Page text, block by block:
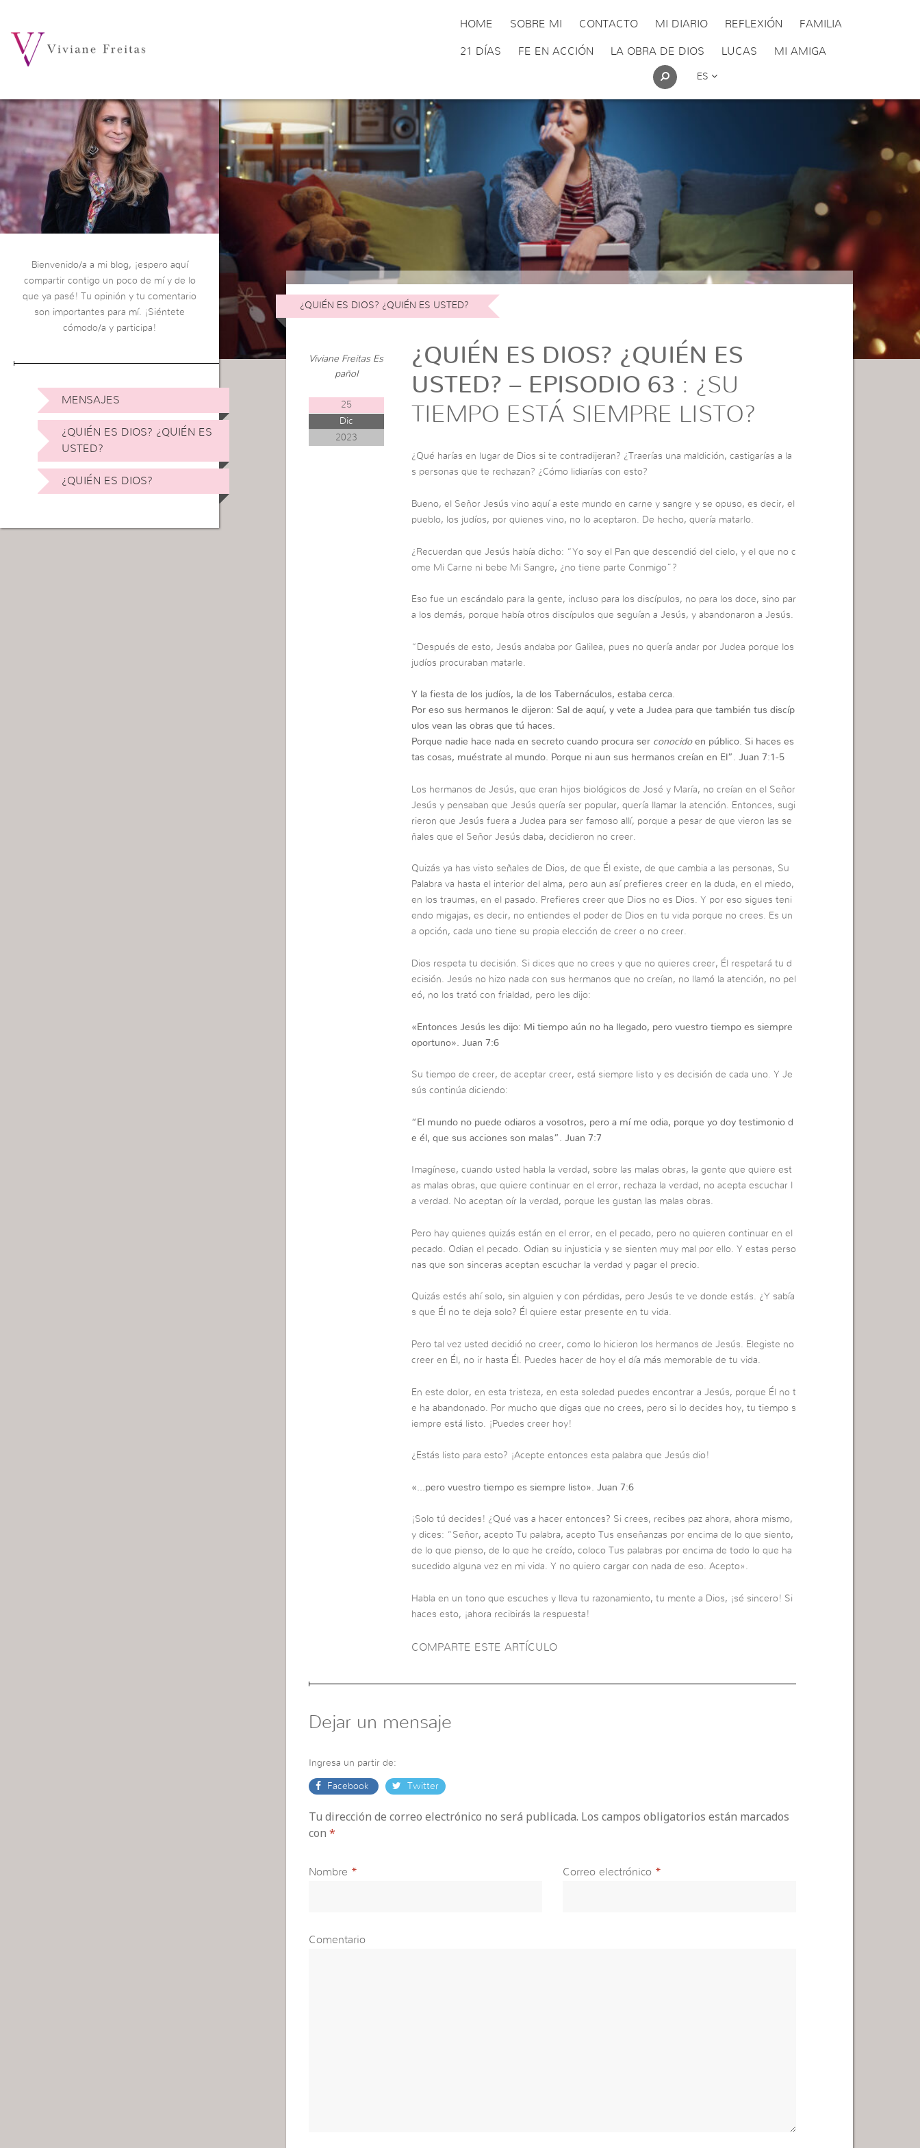
HOME SOBRE MI CONTACTO MI DIARIO REFLEXIÓN FAMILIA
21 DÍAS FE EN ACCIÓN LA OBRA DE DIOS LUCAS MI AMIGA
ES
Bienvenido/a a mi blog, ¡espero aquí
compartir contigo un poco de mí y de lo
que ya pasé! Tu opinión y tu comentario
son importantes para mí. ¡Siéntete
cómodo/a y participa!
MENSAJES
¿QUIÉN ES DIOS? ¿QUIÉN ES
USTED?
¿QUIÉN ES DIOS?
¿QUIÉN ES DIOS? ¿QUIÉN ES USTED?
Viviane Freitas Es
pañol
25
Dic
2023
¿QUIÉN ES DIOS? ¿QUIÉN ES
USTED? – EPISODIO 63 : ¿SU
TIEMPO ESTÁ SIEMPRE LISTO?
¿Qué harías en lugar de Dios si te contradijeran? ¿Traerías una maldición, castigarías a la
s personas que te rechazan? ¿Cómo lidiarías con esto?
Bueno, el Señor Jesús vino aquí a este mundo en carne y sangre y se opuso, es decir, el
pueblo, los judíos, por quienes vino, no lo aceptaron. De hecho, quería matarlo.
¿Recuerdan que Jesús había dicho: “Yo soy el Pan que descendió del cielo, y el que no c
ome Mi Carne ni bebe Mi Sangre, ¿no tiene parte Conmigo”?
Eso fue un escándalo para la gente, incluso para los discípulos, no para los doce, sino par
a los demás, porque había otros discípulos que seguían a Jesús, y abandonaron a Jesús.
“Después de esto, Jesús andaba por Galilea, pues no quería andar por Judea porque los
judíos procuraban matarle.
Y la fiesta de los judíos, la de los Tabernáculos, estaba cerca.
Por eso sus hermanos le dijeron: Sal de aquí, y vete a Judea para que también tus discíp
ulos vean las obras que tú haces.
Porque nadie hace nada en secreto cuando procura ser conocidoen público. Si haces es
tas cosas, muéstrate al mundo. Porque ni aun sus hermanos creían en El”. Juan 7:1-5
Los hermanos de Jesús, que eran hijos biológicos de José y María, no creían en el Señor
Jesús y pensaban que Jesús quería ser popular, quería llamar la atención. Entonces, sugi
rieron que Jesús fuera a Judea para ser famoso allí, porque a pesar de que vieron las se
ñales que el Señor Jesús daba, decidieron no creer.
Quizás ya has visto señales de Dios, de que Él existe, de que cambia a las personas, Su
Palabra va hasta el interior del alma, pero aun así prefieres creer en la duda, en el miedo,
en los traumas, en el pasado. Prefieres creer que Dios no es Dios. Y por eso sigues teni
endo migajas, es decir, no entiendes el poder de Dios en tu vida porque no crees. Es un
a opción, cada uno tiene su propia elección de creer o no creer.
Dios respeta tu decisión. Si dices que no crees y que no quieres creer, Él respetará tu d
ecisión. Jesús no hizo nada con sus hermanos que no creían, no llamó la atención, no pel
eó, no los trató con frialdad, pero les dijo:
«Entonces Jesús les dijo: Mi tiempo aún no ha llegado, pero vuestro tiempo es siempre
oportuno». Juan 7:6
Su tiempo de creer, de aceptar creer, está siempre listo y es decisión de cada uno. Y Je
sús continúa diciendo:
“El mundo no puede odiaros a vosotros, pero a mí me odia, porque yo doy testimonio d
e él, que sus acciones son malas”. Juan 7:7
Imagínese, cuando usted habla la verdad, sobre las malas obras, la gente que quiere est
as malas obras, que quiere continuar en el error, rechaza la verdad, no acepta escuchar l
a verdad. No aceptan oír la verdad, porque les gustan las malas obras.
Pero hay quienes quizás están en el error, en el pecado, pero no quieren continuar en el
pecado. Odian el pecado. Odian su injusticia y se sienten muy mal por ello. Y estas perso
nas que son sinceras aceptan escuchar la verdad y pagar el precio.
Quizás estés ahí solo, sin alguien y con pérdidas, pero Jesús te ve donde estás. ¿Y sabía
s que Él no te deja solo? Él quiere estar presente en tu vida.
Pero tal vez usted decidió no creer, como lo hicieron los hermanos de Jesús. Elegiste no
creer en Él, no ir hasta Él. Puedes hacer de hoy el día más memorable de tu vida.
En este dolor, en esta tristeza, en esta soledad puedes encontrar a Jesús, porque Él no t
e ha abandonado. Por mucho que digas que no crees, pero si lo decides hoy, tu tiempo s
iempre está listo. ¡Puedes creer hoy!
¿Estás listo para esto? ¡Acepte entonces esta palabra que Jesús dio!
«…pero vuestro tiempo es siempre listo». Juan 7:6
¡Solo tú decides! ¿Qué vas a hacer entonces? Si crees, recibes paz ahora, ahora mismo,
y dices: “Señor, acepto Tu palabra, acepto Tus enseñanzas por encima de lo que siento,
de lo que pienso, de lo que he creído, coloco Tus palabras por encima de todo lo que ha
sucedido alguna vez en mi vida. Y no quiero cargar con nada de eso. Acepto».
Habla en un tono que escuches y lleva tu razonamiento, tu mente a Dios, ¡sé sincero! Si
haces esto, ¡ahora recibirás la respuesta!
COMPARTE ESTE ARTÍCULO
Dejar un mensaje
Ingresa un partir de:
Facebook Twitter
Tu dirección de correo electrónico no será publicada. Los campos obligatorios están marcados
con *
Nombre * Correo electrónico *
Comentario